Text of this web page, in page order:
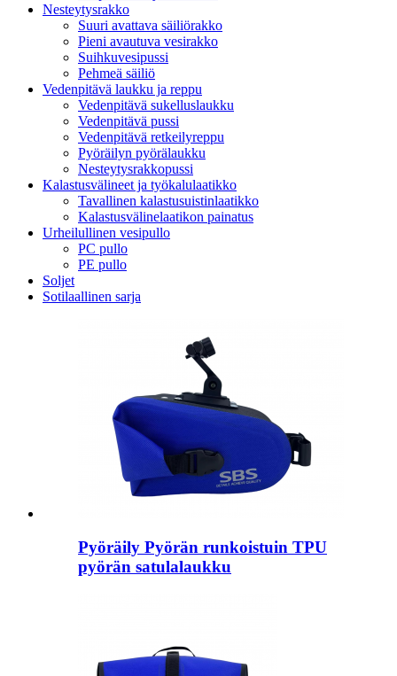
Nesteytysrakko
Suuri avattava säiliörakko
Pieni avautuva vesirakko
Suihkuvesipussi
Pehmeä säiliö
Vedenpitävä laukku ja reppu
Vedenpitävä sukelluslaukku
Vedenpitävä pussi
Vedenpitävä retkeilyreppu
Pyöräilyn pyörälaukku
Nesteytysrakkopussi
Kalastusvälineet ja työkalulaatikko
Tavallinen kalastusuistinlaatikko
Kalastusvälinelaatikon painatus
Urheilullinen vesipullo
PC pullo
PE pullo
Soljet
Sotilaallinen sarja
Pyöräily Pyörän runkoistuin TPU
pyörän satulalaukku